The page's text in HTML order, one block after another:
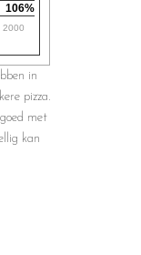
106%
2000
in
pizza.
met
kan